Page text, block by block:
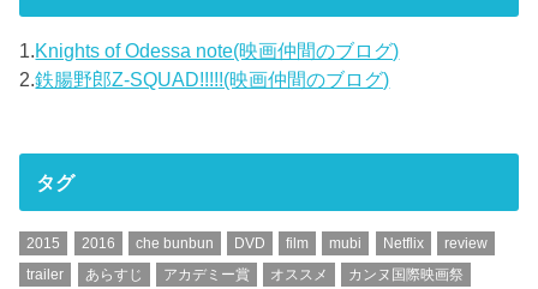
1.Knights of Odessa note(映画仲間のブログ)
2.鉄腸野郎Z-SQUAD!!!!!(映画仲間のブログ)
タグ
2015 2016 che bunbun DVD film mubi Netflix
review
trailer
あらすじ アカデミー賞 オススメ
カンヌ国際映画祭